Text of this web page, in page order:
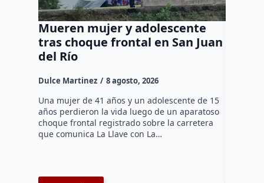
Mueren mujer y adolescente
tras choque frontal en San Juan
del Río
Dulce Martinez 8 agosto, 2026
Una mujer de 41 años y un adolescente de 15
años perdieron la vida luego de un aparatoso
choque frontal registrado sobre la carretera
que comunica La Llave con La…